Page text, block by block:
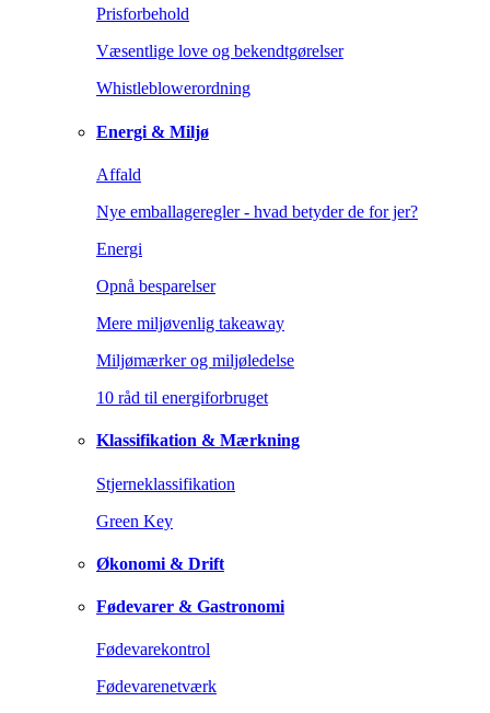
Prisforbehold
Væsentlige love og bekendtgørelser
Whistleblowerordning
Energi & Miljø
Affald
Nye emballageregler - hvad betyder de for jer?
Energi
Opnå besparelser
Mere miljøvenlig takeaway
Miljømærker og miljøledelse
10 råd til energiforbruget
Klassifikation & Mærkning
Stjerneklassifikation
Green Key
Økonomi & Drift
Fødevarer & Gastronomi
Fødevarekontrol
Fødevarenetværk